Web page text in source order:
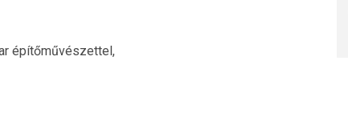
építőművészettel,